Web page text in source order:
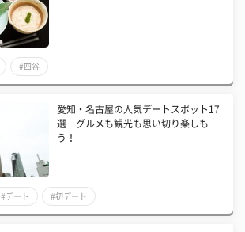
#四谷
愛知・名古屋の人気デートスポット17
選 グルメも観光も思い切り楽しも
う！
#デート #初デート